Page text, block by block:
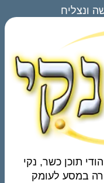
תוכן כשר, נקי
במסע לעומק